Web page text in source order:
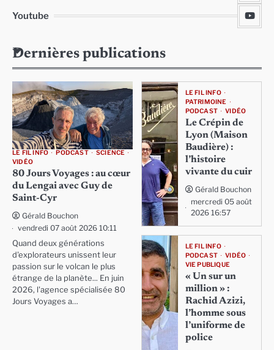
Youtube
Dernières publications
LE FIL INFO PODCAST
SCIENCE
VIDÉO
80 Jours Voyages : au cœur
du Lengai avec Guy de
Saint-Cyr
Gérald Bouchon
vendredi 07 août 2026 10:11
Quand deux générations
d'explorateurs unissent leur
passion sur le volcan le plus
étrange de la planète... En juin
2026, l'agence spécialisée 80
Jours Voyages a…
LE FIL INFO
PATRIMOINE
PODCAST
VIDÉO
Le Crépin de
Lyon (Maison
Baudière) :
l’histoire
vivante du cuir
Gérald Bouchon
mercredi 05 août
2026 16:57
LE FIL INFO
PODCAST
VIDÉO
VIE PUBLIQUE
« Un sur un
million » :
Rachid Azizi,
l’homme sous
l’uniforme de
police